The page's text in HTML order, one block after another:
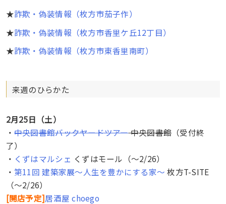
★詐欺・偽装情報（枚方市茄子作）
★詐欺・偽装情報（枚方市香里ケ丘12丁目）
★詐欺・偽装情報（枚方市東香里南町）
来週のひらかた
2月25日（土）
・ 中央図書館バックヤードツアー中央図書館（受付終
了）
・ くずはマルシェ くずはモール（〜2/26）
・ 第11回 建築家展～人生を豊かにする家～枚方T-SITE
（〜2/26）
[開店予定]居酒屋 choego